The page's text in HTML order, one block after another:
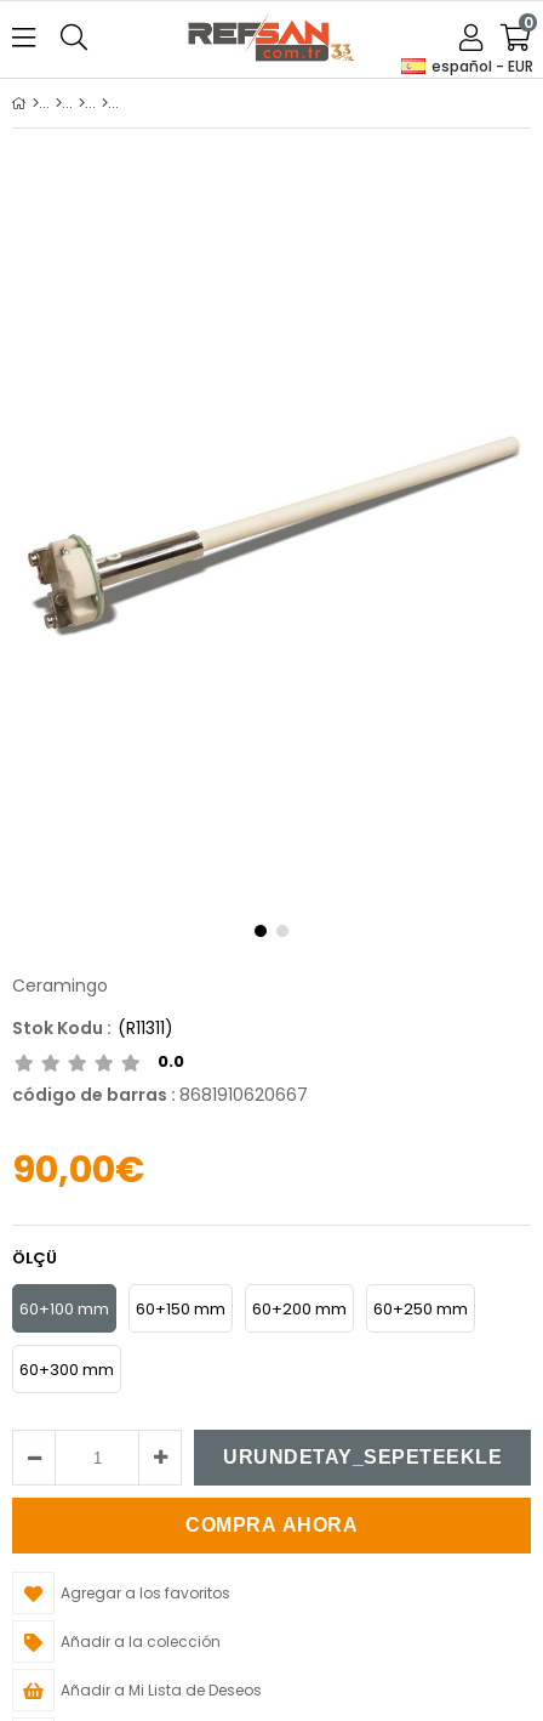
español - EUR
0
Ceramingo
(R11311)
0.0
código de barras : 8681910620667
90,00€
ÖLÇÜ
60+100 mm 60+150 mm 60+200 mm 60+250 mm
60+300 mm
Agregar a los favoritos
Añadir a la colección
Añadir a Mi Lista de Deseos